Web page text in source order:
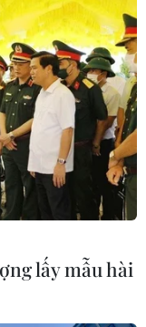
lấy mẫu hài